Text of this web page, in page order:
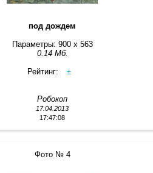
под дождем
Параметры: 900 x 563
0.14 Мб.
Рейтинг:
±
Робокоп
17.04.2013
17:47:08
Фото № 4